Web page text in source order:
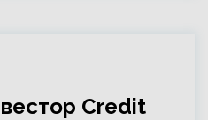
Credit